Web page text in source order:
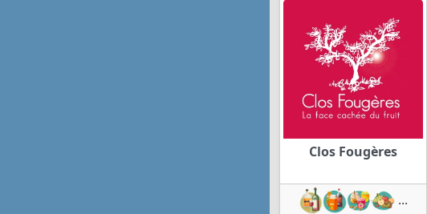
Clos Fougères
...